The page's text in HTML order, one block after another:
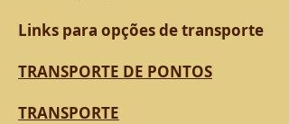
Links para opções de transporte
TRANSPORTE DE PONTOS
TRANSPORTE